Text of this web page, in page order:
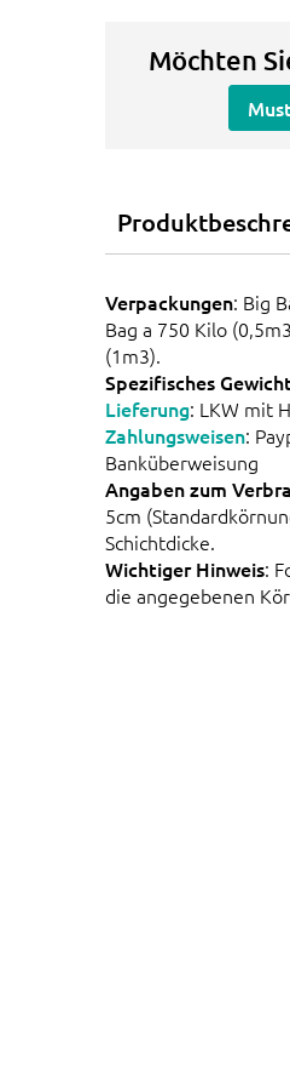
Möchten
Verpackungen: Big
Bag a 750 Kilo
(1m3).
Spezifisches
Lieferung: LKW mit
Zahlungsweisen:
Banküberweisung
Angaben zum
5cm
Schichtdicke.
Wichtiger Hinweis:
die angegebenen